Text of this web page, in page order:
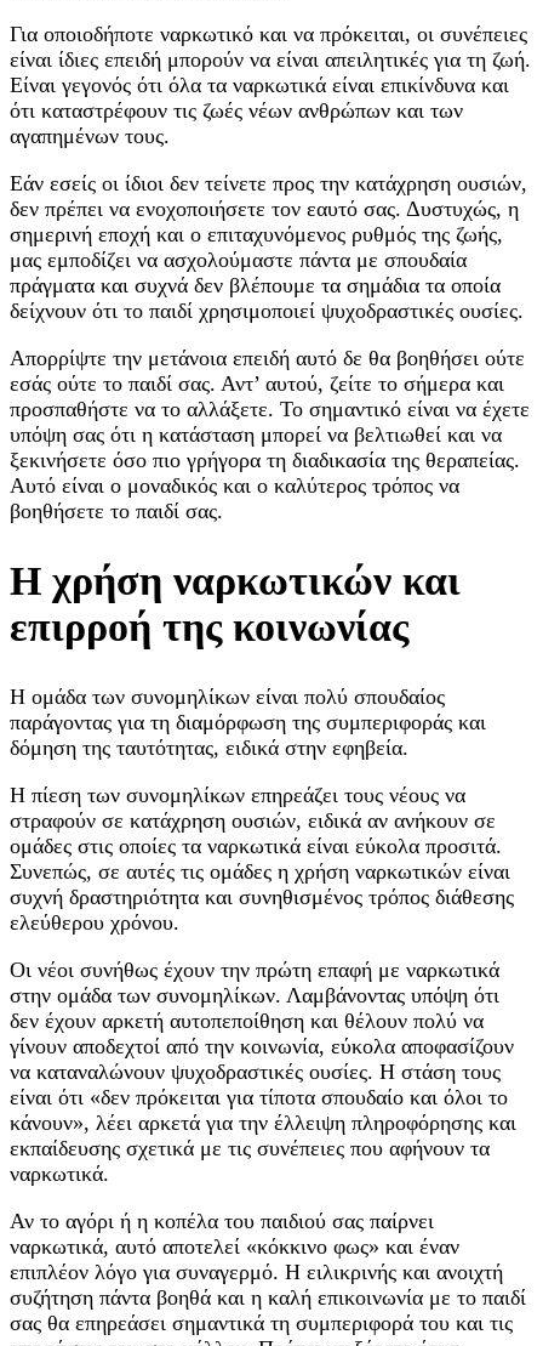
Για οποιοδήποτε ναρκωτικό και να πρόκειται, οι συνέπειες
είναι ίδιες επειδή μπορούν να είναι απειλητικές για τη ζωή.
Είναι γεγονός ότι όλα τα ναρκωτικά είναι επικίνδυνα και
ότι καταστρέφουν τις ζωές νέων ανθρώπων και των
αγαπημένων τους.
Εάν εσείς οι ίδιοι δεν τείνετε προς την κατάχρηση ουσιών,
δεν πρέπει να ενοχοποιήσετε τον εαυτό σας. Δυστυχώς, η
σημερινή εποχή και ο επιταχυνόμενος ρυθμός της ζωής,
μας εμποδίζει να ασχολούμαστε πάντα με σπουδαία
πράγματα και συχνά δεν βλέπουμε τα σημάδια τα οποία
δείχνουν ότι το παιδί χρησιμοποιεί ψυχοδραστικές ουσίες.
Απορρίψτε την μετάνοια επειδή αυτό δε θα βοηθήσει ούτε
εσάς ούτε το παιδί σας. Αντ’ αυτού, ζείτε το σήμερα και
προσπαθήστε να το αλλάξετε. Το σημαντικό είναι να έχετε
υπόψη σας ότι η κατάσταση μπορεί να βελτιωθεί και να
ξεκινήσετε όσο πιο γρήγορα τη διαδικασία της θεραπείας.
Αυτό είναι ο μοναδικός και ο καλύτερος τρόπος να
βοηθήσετε το παιδί σας.
Η χρήση ναρκωτικών και
επιρροή της κοινωνίας
Η ομάδα των συνομηλίκων είναι πολύ σπουδαίος
παράγοντας για τη διαμόρφωση της συμπεριφοράς και
δόμηση της ταυτότητας, ειδικά στην εφηβεία.
Η πίεση των συνομηλίκων επηρεάζει τους νέους να
στραφούν σε κατάχρηση ουσιών, ειδικά αν ανήκουν σε
ομάδες στις οποίες τα ναρκωτικά είναι εύκολα προσιτά.
Συνεπώς, σε αυτές τις ομάδες η χρήση ναρκωτικών είναι
συχνή δραστηριότητα και συνηθισμένος τρόπος διάθεσης
ελεύθερου χρόνου.
Οι νέοι συνήθως έχουν την πρώτη επαφή με ναρκωτικά
στην ομάδα των συνομηλίκων. Λαμβάνοντας υπόψη ότι
δεν έχουν αρκετή αυτοπεποίθηση και θέλουν πολύ να
γίνουν αποδεχτοί από την κοινωνία, εύκολα αποφασίζουν
να καταναλώνουν ψυχοδραστικές ουσίες. Η στάση τους
είναι ότι «δεν πρόκειται για τίποτα σπουδαίο και όλοι το
κάνουν», λέει αρκετά για την έλλειψη πληροφόρησης και
εκπαίδευσης σχετικά με τις συνέπειες που αφήνουν τα
ναρκωτικά.
Αν το αγόρι ή η κοπέλα του παιδιού σας παίρνει
ναρκωτικά, αυτό αποτελεί «κόκκινο φως» και έναν
επιπλέον λόγο για συναγερμό. Η ειλικρινής και ανοιχτή
συζήτηση πάντα βοηθά και η καλή επικοινωνία με το παιδί
σας θα επηρεάσει σημαντικά τη συμπεριφορά του και τις